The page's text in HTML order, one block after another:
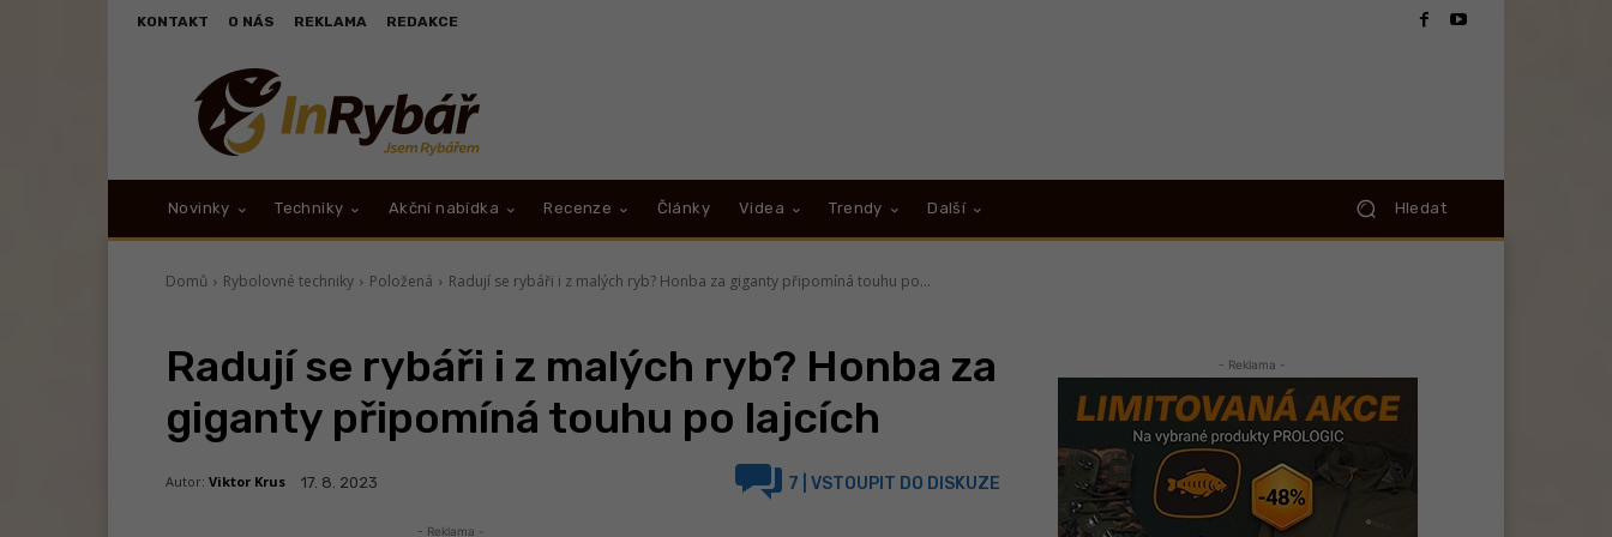
KONTAKT O NÁS REKLAMA REDAKCE
Novinky Techniky Akční nabídka Recenze Články Videa Trendy Další Hledat
Domů Rybolovné techniky Položená Radují se rybáři i z malých ryb? Honba za giganty připomíná touhu po...
Radují se rybáři i z malých ryb? Honba za
giganty připomíná touhu po lajcích
Autor: Viktor Krus 17. 8. 2023 7 | VSTOUPIT DO DISKUZE
- Reklama -
- Reklama -